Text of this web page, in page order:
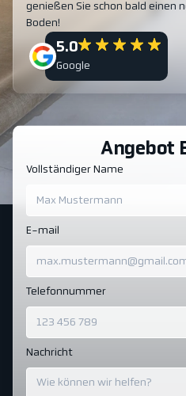
genießen Sie schon bald einen
Boden!
5.0
Google
Angebot
Vollständiger Name
E-mail
Telefonnummer
Nachricht